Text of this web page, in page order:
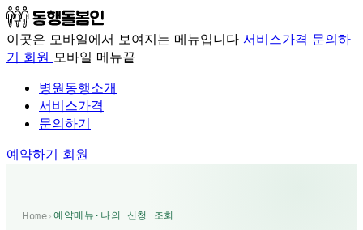
이곳은 모바일에서 보여지는 메뉴입니다 서비스가격 문의하
기 회원 모바일 메뉴끝
병원동행소개
서비스가격
문의하기
예약하기 회원
Home›예약메뉴·나의 신청 조회